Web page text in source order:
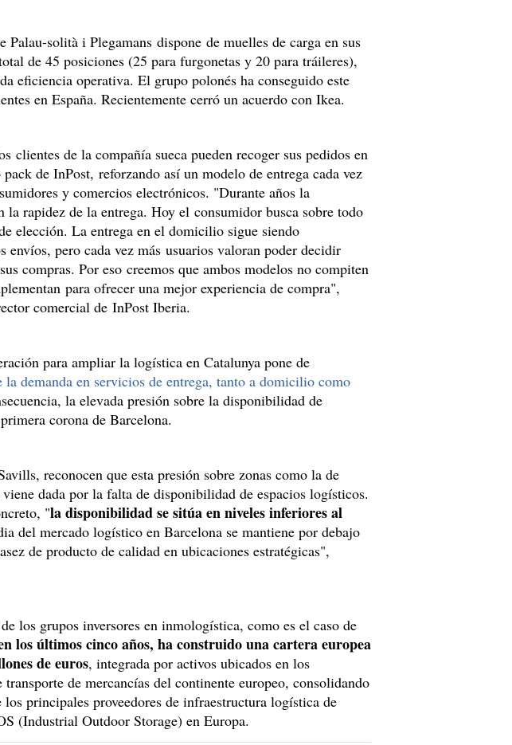
Palau-solità i Plegamans dispone de muelles de carga en sus
de 45 posiciones (25 para furgonetas y 20 para tráileres),
eficiencia operativa. El grupo polonés ha conseguido este
en España. Recientemente cerró un acuerdo con Ikea.
clientes de la compañía sueca pueden recoger sus pedidos en
de InPost, reforzando así un modelo de entrega cada vez
y comercios electrónicos. "Durante años la
la rapidez de la entrega. Hoy el consumidor busca sobre todo
elección. La entrega en el domicilio sigue siendo
envíos, pero cada vez más usuarios valoran poder decidir
compras. Por eso creemos que ambos modelos no compiten
para ofrecer una mejor experiencia de compra",
comercial de InPost Iberia.
para ampliar la logística en Catalunya pone de
la demanda en servicios de entrega, tanto a domicilio como
la elevada presión sobre la disponibilidad de
corona de Barcelona.
reconocen que esta presión sobre zonas como la de
dada por la falta de disponibilidad de espacios logísticos.
"la disponibilidad se sitúa en niveles inferiores al
del mercado logístico en Barcelona se mantiene por debajo
de producto de calidad en ubicaciones estratégicas",
los grupos inversores en inmologística, como es el caso de
los últimos cinco años, ha construido una cartera europea
de euros, integrada por activos ubicados en los
de mercancías del continente europeo, consolidando
principales proveedores de infraestructura logística de
(Industrial Outdoor Storage) en Europa.